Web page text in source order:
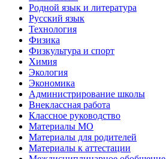
Родной язык и литература
Русский язык
Технология
Физика
Физкультура и спорт
Химия
Экология
Экономика
Администрирование школы
Внеклассная работа
Классное руководство
Материалы МО
Материалы для родителей
Материалы к аттестации